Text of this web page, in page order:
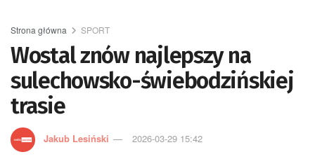
Strona główna SPORT
Wostal znów najlepszy na
sulechowsko-świebodzińskiej
trasie
Jakub Lesiński 2026-03-29 15:42